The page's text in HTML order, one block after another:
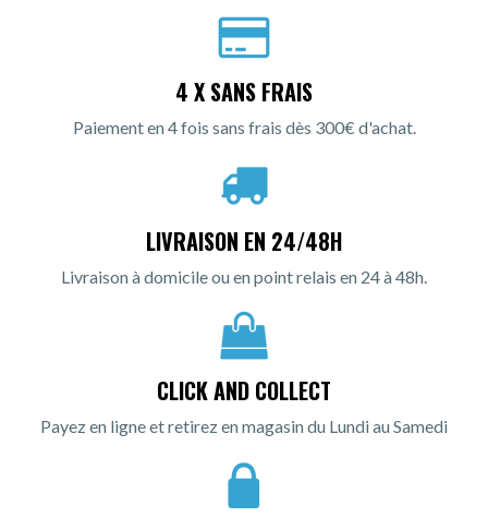
4 X SANS FRAIS
Paiement en 4 fois sans frais dès 300€ d'achat.
LIVRAISON EN 24/48H
Livraison à domicile ou en point relais en 24 à 48h.
CLICK AND COLLECT
Payez en ligne et retirez en magasin du Lundi au Samedi